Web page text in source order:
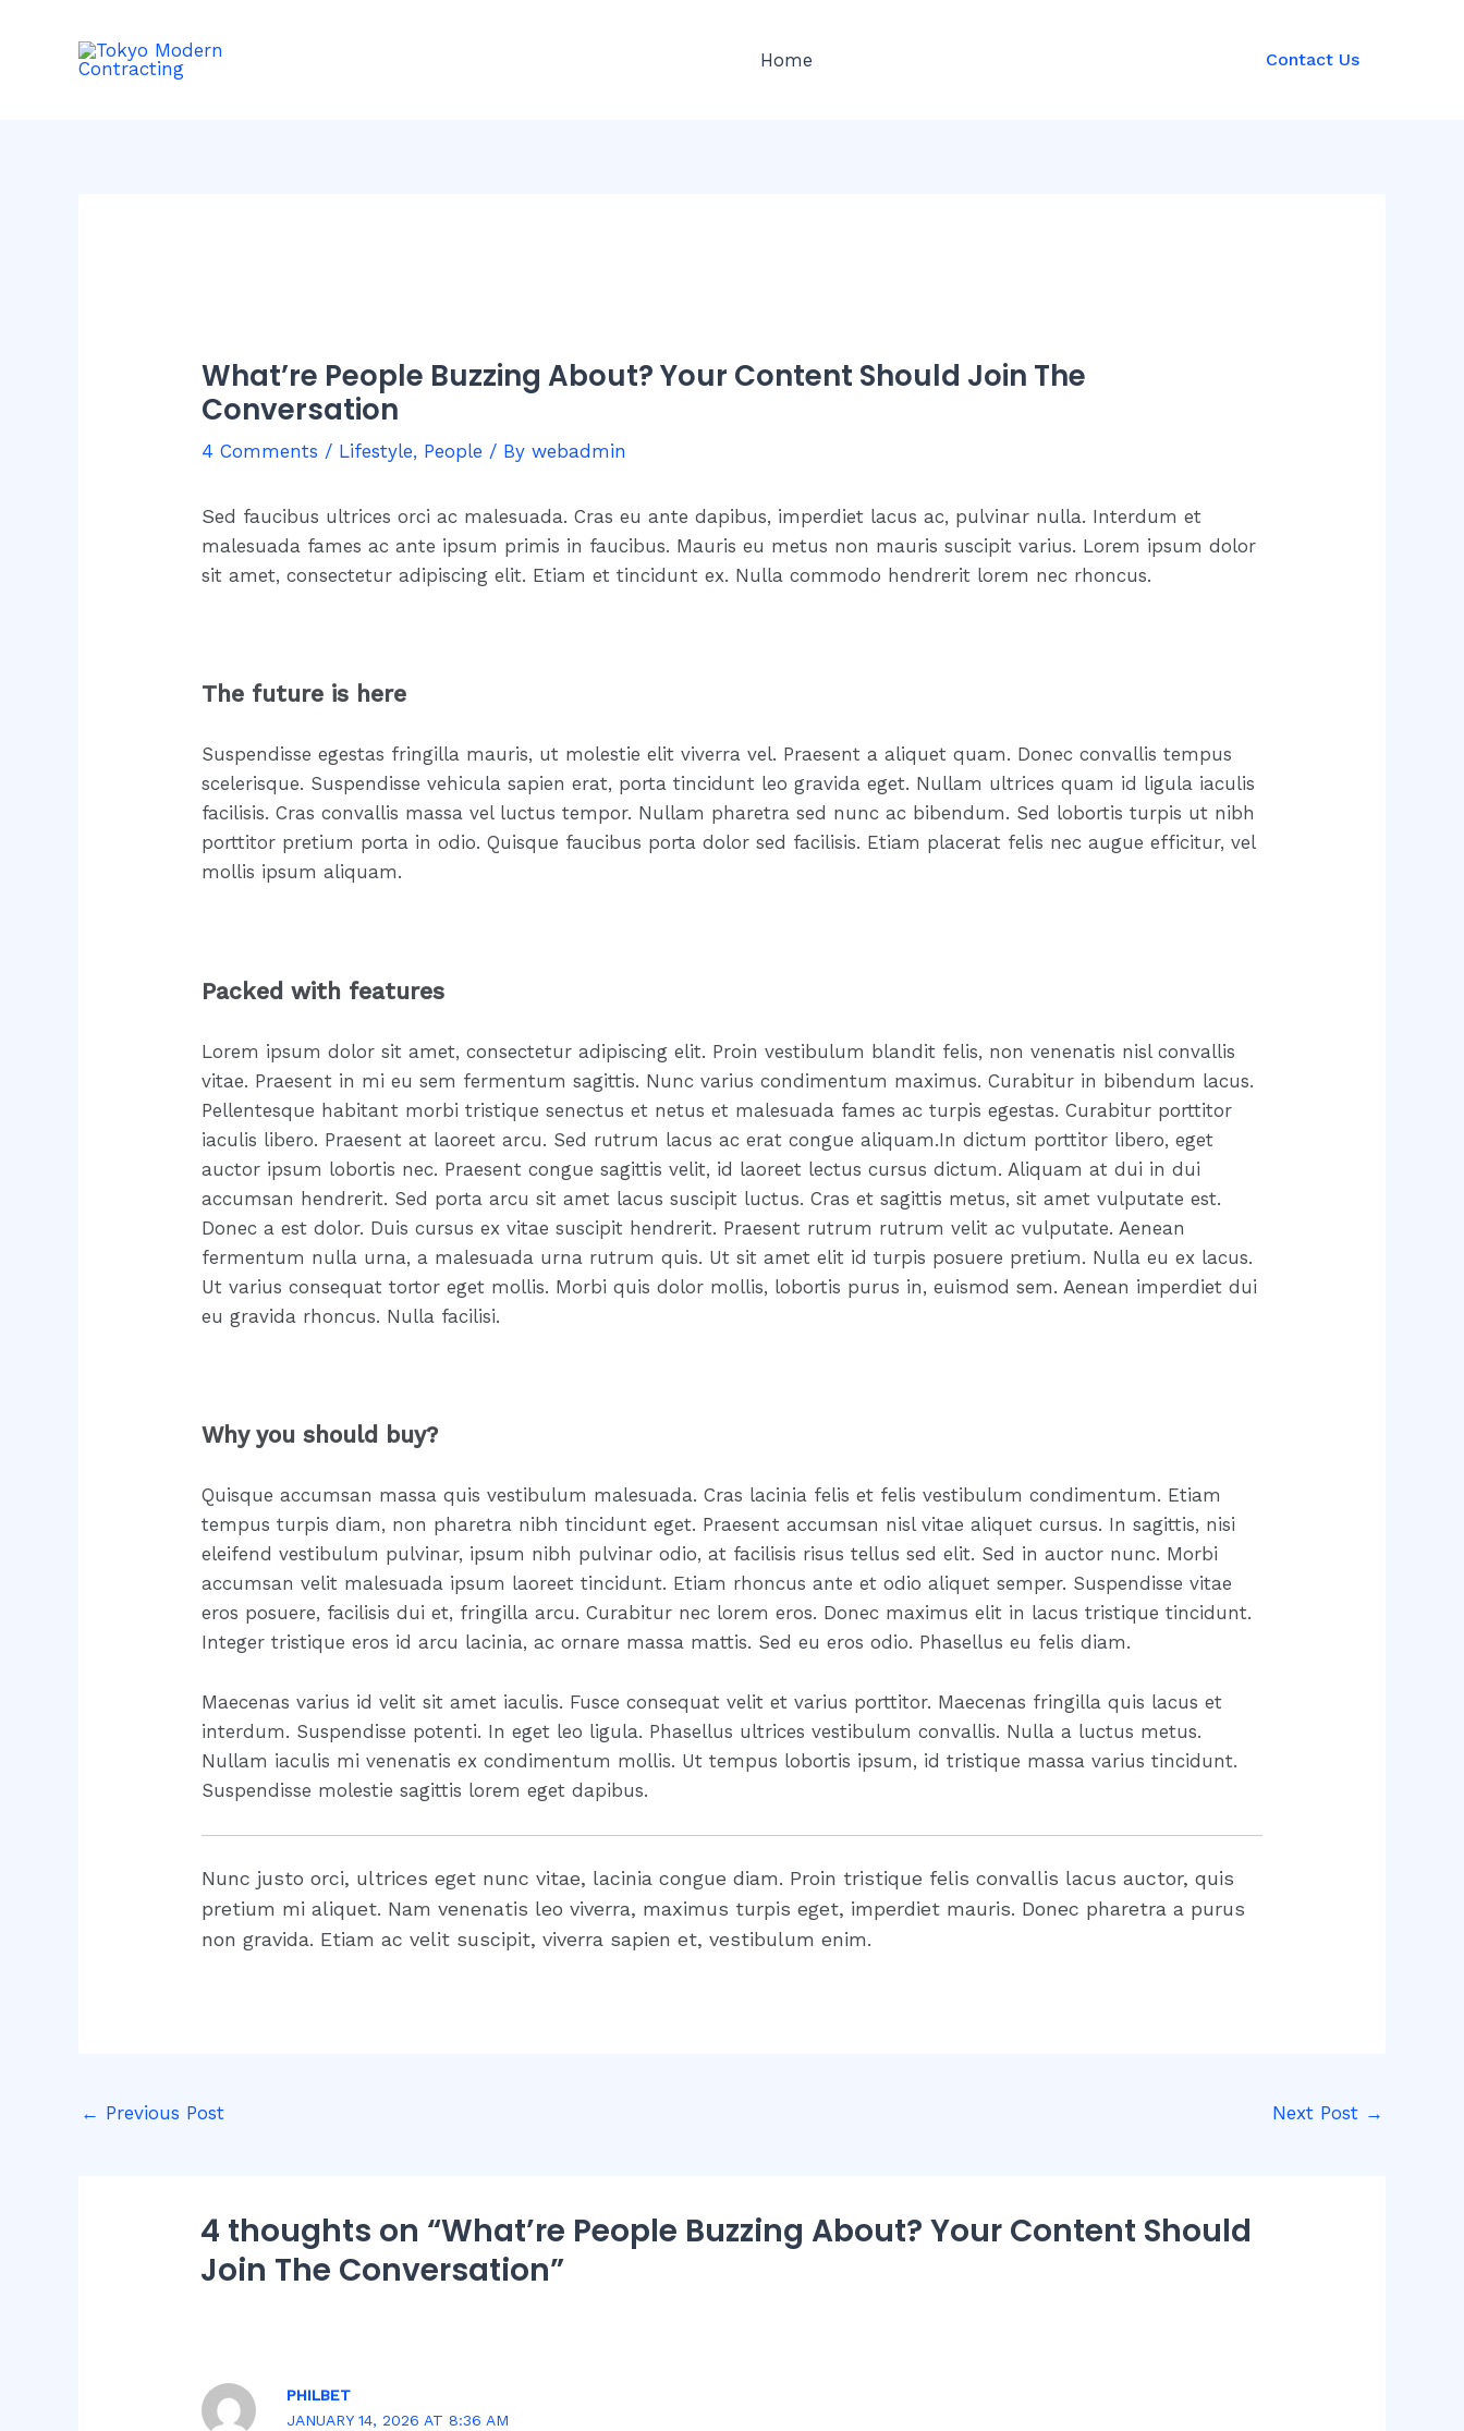
Home Contact Us
What’re People Buzzing About? Your Content Should Join The
Conversation
4 Comments / Lifestyle, People / Bywebadmin
Sed faucibus ultrices orci ac malesuada. Cras eu ante dapibus, imperdiet lacus ac, pulvinar nulla. Interdum et
malesuada fames ac ante ipsum primis in faucibus. Mauris eu metus non mauris suscipit varius. Lorem ipsum dolor
sit amet, consectetur adipiscing elit. Etiam et tincidunt ex. Nulla commodo hendrerit lorem nec rhoncus.
The future is here
Suspendisse egestas fringilla mauris, ut molestie elit viverra vel. Praesent a aliquet quam. Donec convallis tempus
scelerisque. Suspendisse vehicula sapien erat, porta tincidunt leo gravida eget. Nullam ultrices quam id ligula iaculis
facilisis. Cras convallis massa vel luctus tempor. Nullam pharetra sed nunc ac bibendum. Sed lobortis turpis ut nibh
porttitor pretium porta in odio. Quisque faucibus porta dolor sed facilisis. Etiam placerat felis nec augue efficitur, vel
mollis ipsum aliquam.
Packed with features
Lorem ipsum dolor sit amet, consectetur adipiscing elit. Proin vestibulum blandit felis, non venenatis nisl convallis
vitae. Praesent in mi eu sem fermentum sagittis. Nunc varius condimentum maximus. Curabitur in bibendum lacus.
Pellentesque habitant morbi tristique senectus et netus et malesuada fames ac turpis egestas. Curabitur porttitor
iaculis libero. Praesent at laoreet arcu. Sed rutrum lacus ac erat congue aliquam.In dictum porttitor libero, eget
auctor ipsum lobortis nec. Praesent congue sagittis velit, id laoreet lectus cursus dictum. Aliquam at dui in dui
accumsan hendrerit. Sed porta arcu sit amet lacus suscipit luctus. Cras et sagittis metus, sit amet vulputate est.
Donec a est dolor. Duis cursus ex vitae suscipit hendrerit. Praesent rutrum rutrum velit ac vulputate. Aenean
fermentum nulla urna, a malesuada urna rutrum quis. Ut sit amet elit id turpis posuere pretium. Nulla eu ex lacus.
Ut varius consequat tortor eget mollis. Morbi quis dolor mollis, lobortis purus in, euismod sem. Aenean imperdiet dui
eu gravida rhoncus. Nulla facilisi.
Why you should buy?
Quisque accumsan massa quis vestibulum malesuada. Cras lacinia felis et felis vestibulum condimentum. Etiam
tempus turpis diam, non pharetra nibh tincidunt eget. Praesent accumsan nisl vitae aliquet cursus. In sagittis, nisi
eleifend vestibulum pulvinar, ipsum nibh pulvinar odio, at facilisis risus tellus sed elit. Sed in auctor nunc. Morbi
accumsan velit malesuada ipsum laoreet tincidunt. Etiam rhoncus ante et odio aliquet semper. Suspendisse vitae
eros posuere, facilisis dui et, fringilla arcu. Curabitur nec lorem eros. Donec maximus elit in lacus tristique tincidunt.
Integer tristique eros id arcu lacinia, ac ornare massa mattis. Sed eu eros odio. Phasellus eu felis diam.
Maecenas varius id velit sit amet iaculis. Fusce consequat velit et varius porttitor. Maecenas fringilla quis lacus et
interdum. Suspendisse potenti. In eget leo ligula. Phasellus ultrices vestibulum convallis. Nulla a luctus metus.
Nullam iaculis mi venenatis ex condimentum mollis. Ut tempus lobortis ipsum, id tristique massa varius tincidunt.
Suspendisse molestie sagittis lorem eget dapibus.
Nunc justo orci, ultrices eget nunc vitae, lacinia congue diam. Proin tristique felis convallis lacus auctor, quis
pretium mi aliquet. Nam venenatis leo viverra, maximus turpis eget, imperdiet mauris. Donec pharetra a purus
non gravida. Etiam ac velit suscipit, viverra sapien et, vestibulum enim.
navigation
← Previous Post Next Post →
4 thoughts on “What’re People Buzzing About? Your Content Should
Join The Conversation”
PHILBET
JANUARY 14, 2026 AT 8:36 AM